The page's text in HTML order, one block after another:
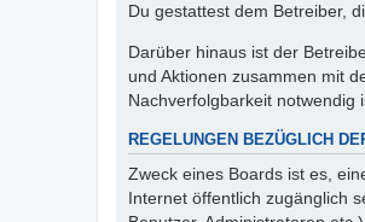
Du gestattest dem Betreiber,
Darüber hinaus ist der
und Aktionen zusammen mit
Nachverfolgbarkeit notwendig
REGELUNGEN BEZÜGLICH
Zweck eines Boards ist es,
Internet öffentlich zugänglich